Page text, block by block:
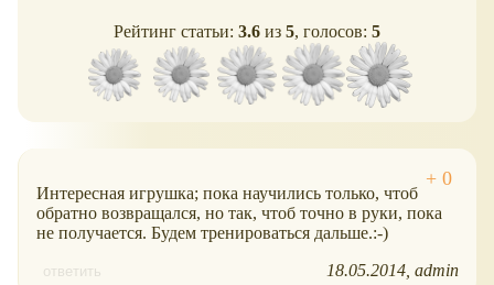
Рейтинг статьи: 3.6 из 5, голосов: 5
Интересная игрушка; пока научились только, чтоб
обратно возвращался, но так, чтоб точно в руки, пока
не получается. Будем тренироваться дальше.:-)
ответить 18.05.2014 admin